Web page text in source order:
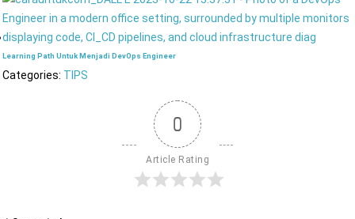
Learning Path Untuk Menjadi DevOps Engineer
Categories: TIPS
0
Article Rating